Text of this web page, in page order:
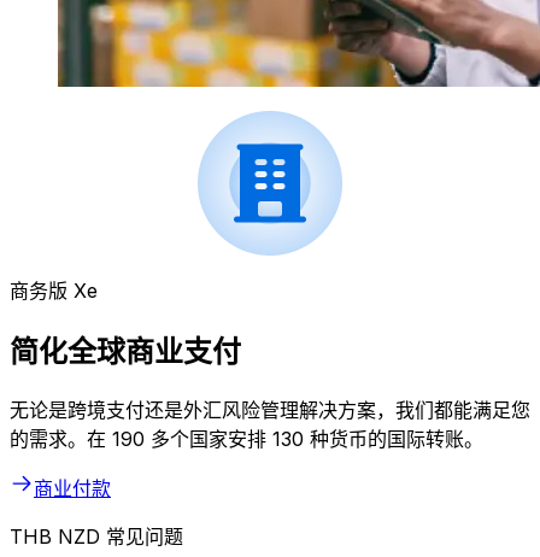
商务版 Xe
简化全球商业支付
无论是跨境支付还是外汇风险管理解决方案，我们都能满足您
的需求。在 190 多个国家安排 130 种货币的国际转账。
商业付款
THB NZD 常见问题